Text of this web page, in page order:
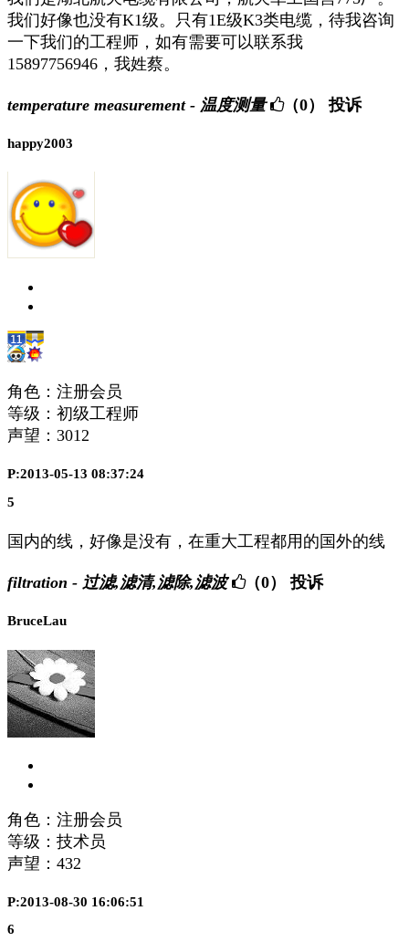
我们好像也没有K1级。只有1E级K3类电缆，待我咨询
一下我们的工程师，如有需要可以联系我
15897756946，我姓蔡。
temperature measurement - 温度测量 （0） 投诉
happy2003
角色：注册会员
等级：初级工程师
声望： 3012
P:2013-05-13 08:37:24
5
国内的线，好像是没有，在重大工程都用的国外的线
filtration - 过滤,滤清,滤除,滤波 （0） 投诉
BruceLau
角色：注册会员
等级：技术员
声望： 432
P:2013-08-30 16:06:51
6